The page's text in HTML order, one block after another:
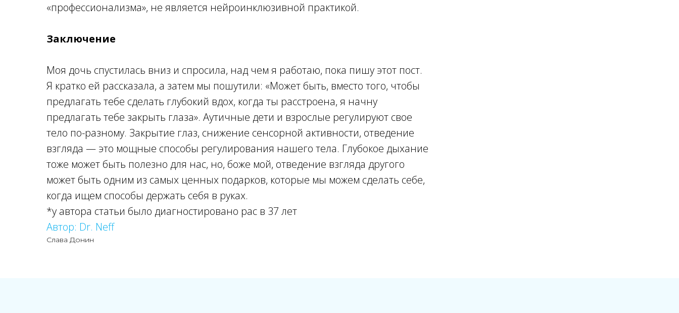
«профессионализма», не является нейроинклюзивной практикой.
Заключение
Моя дочь спустилась вниз и спросила, над чем я работаю, пока пишу этот пост.
Я кратко ей рассказала, а затем мы пошутили: «Может быть, вместо того, чтобы
предлагать тебе сделать глубокий вдох, когда ты расстроена, я начну
предлагать тебе закрыть глаза». Аутичные дети и взрослые регулируют свое
тело по-разному. Закрытие глаз, снижение сенсорной активности, отведение
взгляда — это мощные способы регулирования нашего тела. Глубокое дыхание
тоже может быть полезно для нас, но, боже мой, отведение взгляда другого
может быть одним из самых ценных подарков, которые мы можем сделать себе,
когда ищем способы держать себя в руках.
*у автора статьи было диагностировано рас в 37 лет
Автор: Dr. Neff
Слава Донин